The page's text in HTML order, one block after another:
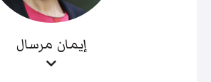
إيمان مرسال